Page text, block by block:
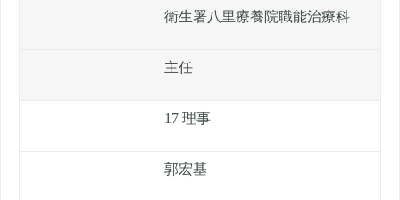
衛生署八里療養院職能治療科
主任
17 理事
郭宏基